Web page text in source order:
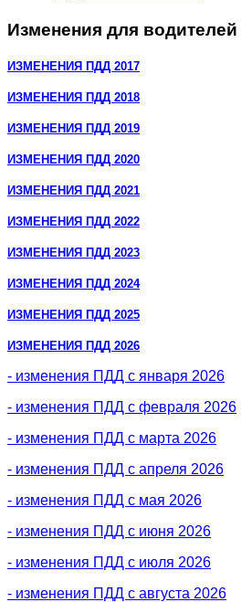
Изменения для водителей
ИЗМЕНЕНИЯ ПДД 2017
ИЗМЕНЕНИЯ ПДД 2018
ИЗМЕНЕНИЯ ПДД 2019
ИЗМЕНЕНИЯ ПДД 2020
ИЗМЕНЕНИЯ ПДД 2021
ИЗМЕНЕНИЯ ПДД 2022
ИЗМЕНЕНИЯ ПДД 2023
ИЗМЕНЕНИЯ ПДД 2024
ИЗМЕНЕНИЯ ПДД 2025
ИЗМЕНЕНИЯ ПДД 2026
- изменения ПДД с января 2026
- изменения ПДД с февраля 2026
- изменения ПДД с марта 2026
- изменения ПДД с апреля 2026
- изменения ПДД с мая 2026
- изменения ПДД с июня 2026
- изменения ПДД с июля 2026
- изменения ПДД с августа 2026